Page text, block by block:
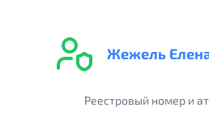
Жежель
Реестровый номер и